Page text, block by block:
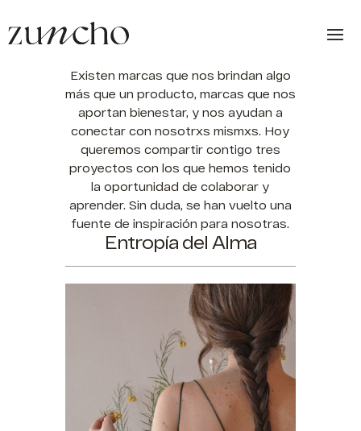
Marcas que curan
Existen marcas que nos brindan algo
más que un producto, marcas que nos
aportan bienestar, y nos ayudan a
conectar con nosotrxs mismxs. Hoy
queremos compartir contigo tres
proyectos con los que hemos tenido
la oportunidad de colaborar y
aprender. Sin duda, se han vuelto una
fuente de inspiración para nosotras.
Entropía del Alma